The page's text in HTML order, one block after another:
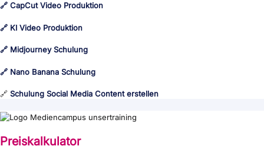
🔗 CapCut Video Produktion
🔗 KI Video Produktion
🔗 Midjourney Schulung
🔗 Nano Banana Schulung
🔗 Schulung Social Media Content erstellen
Preiskalkulator